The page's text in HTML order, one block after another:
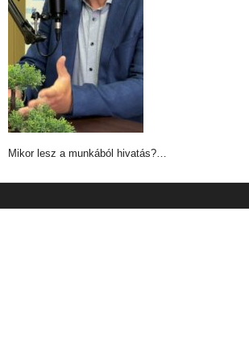
Mikor lesz a munkából hivatás?…